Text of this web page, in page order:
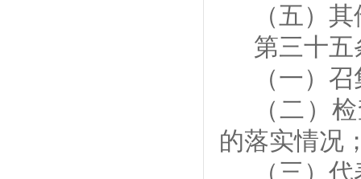
（五）
第三十五
（一）
（二）
的落实情况
（三）